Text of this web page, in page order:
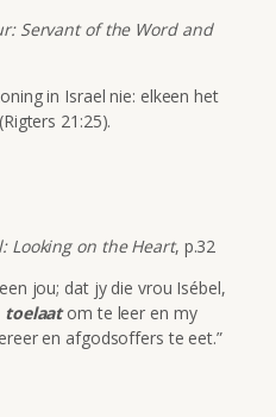
Servant of the Word and
in Israel nie: elkeen het
21:25).
Looking on the Heart, p.32
jou; dat jy die vrou Isébel,
toelaatom te leer en my
en afgodsoffers te eet.”